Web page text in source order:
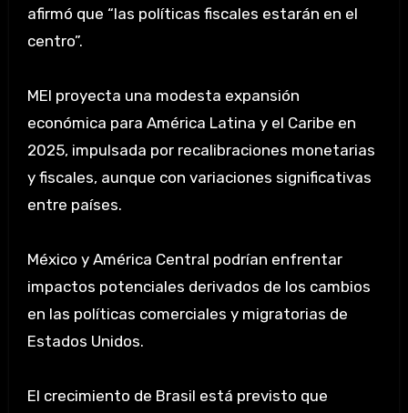
afirmó que “las políticas fiscales estarán en el
centro”.
MEI proyecta una modesta expansión
económica para América Latina y el Caribe en
2025, impulsada por recalibraciones monetarias
y fiscales, aunque con variaciones significativas
entre países.
México y América Central podrían enfrentar
impactos potenciales derivados de los cambios
en las políticas comerciales y migratorias de
Estados Unidos.
El crecimiento de Brasil está previsto que